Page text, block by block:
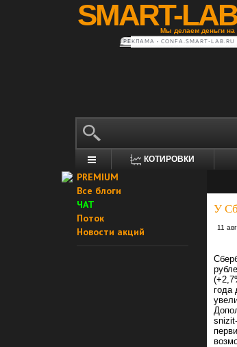
SMART-LAB
Мы делаем деньги на
РЕКЛАМА • CONFA.SMART-LAB.RU
КОТИРОВКИ
PREMIUM
Все блоги
ЧАТ
Поток
Новости акций
У
11
года